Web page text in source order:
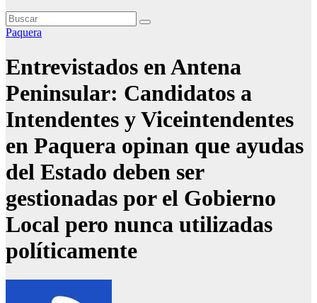
Paquera
Entrevistados en Antena
Peninsular: Candidatos a
Intendentes y Viceintendentes
en Paquera opinan que ayudas
del Estado deben ser
gestionadas por el Gobierno
Local pero nunca utilizadas
políticamente